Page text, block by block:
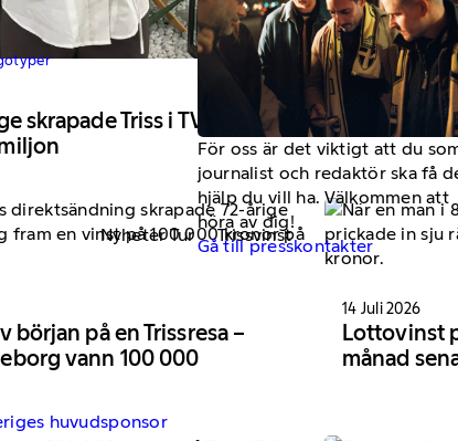
För oss är det viktigt att du
journalist och redaktör ska få
hjälp du vill ha. Välkommen att
höra av dig!
Gå till presskontakter
huvudsponsor
skrapade Triss i TV –
Nyheter Tur Trissvinst
på en Trissresa –
vann 100 000
14 Juli 2026
Lottovinst
månad